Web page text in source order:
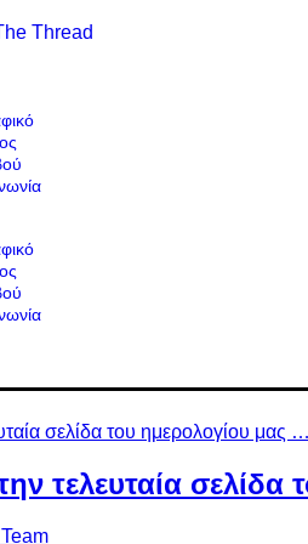
τελευταία σελίδα